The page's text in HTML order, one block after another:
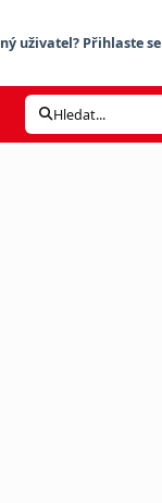
uživatel? Přihlaste se
Hledat...